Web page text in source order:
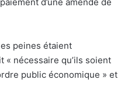
peines étaient
« nécessaire qu’ils soient
public économique » et